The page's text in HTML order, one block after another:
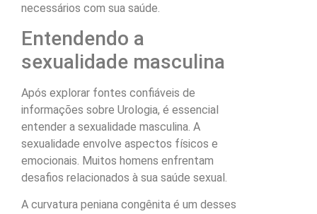
necessários com sua saúde.
Entendendo a
sexualidade masculina
Após explorar fontes confiáveis de
informações sobre Urologia, é essencial
entender a sexualidade masculina. A
sexualidade envolve aspectos físicos e
emocionais. Muitos homens enfrentam
desafios relacionados à sua saúde sexual.
A curvatura peniana congênita é um desses